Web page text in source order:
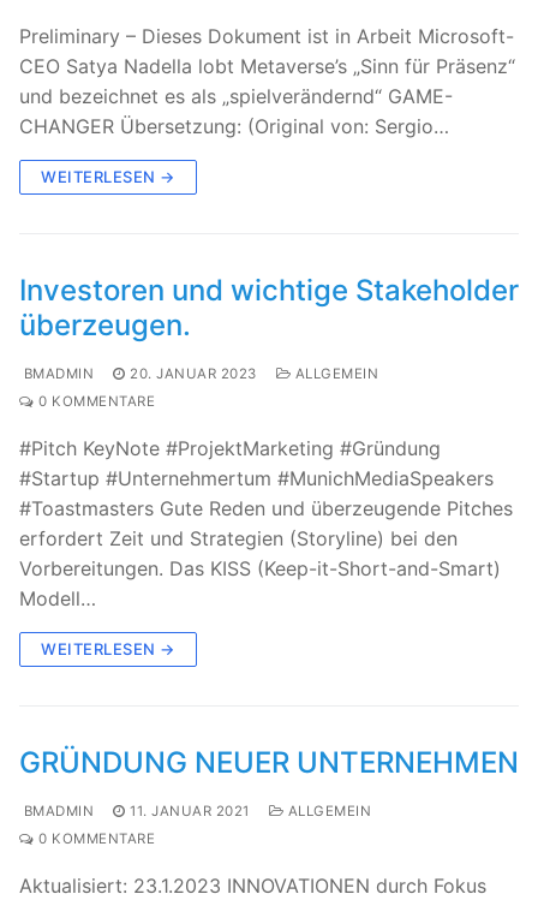
Preliminary – Dieses Dokument ist in Arbeit Microsoft-
CEO Satya Nadella lobt Metaverse’s „Sinn für Präsenz“
und bezeichnet es als „spielverändernd“ GAME-
CHANGER Übersetzung: (Original von: Sergio…
WEITERLESEN →
Investoren und wichtige Stakeholder
überzeugen.
BMADMIN 20. JANUAR 2023
ALLGEMEIN
0 KOMMENTARE
#Pitch KeyNote #ProjektMarketing #Gründung
#Startup #Unternehmertum #MunichMediaSpeakers
#Toastmasters Gute Reden und überzeugende Pitches
erfordert Zeit und Strategien (Storyline) bei den
Vorbereitungen. Das KISS (Keep-it-Short-and-Smart)
Modell…
WEITERLESEN →
GRÜNDUNG NEUER UNTERNEHMEN
BMADMIN 11. JANUAR 2021
ALLGEMEIN
0 KOMMENTARE
Aktualisiert: 23.1.2023 INNOVATIONEN durch Fokus